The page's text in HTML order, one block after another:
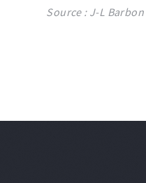
Source : J-L Barbon